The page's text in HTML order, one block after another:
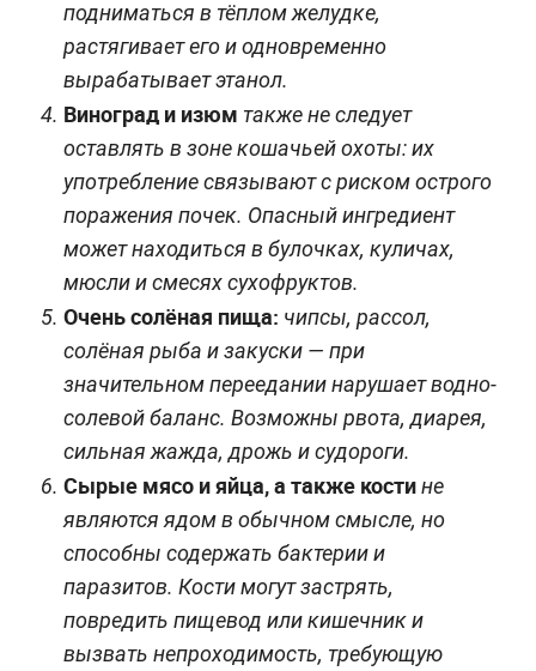
подниматься в тёплом желудке,
растягивает его и одновременно
вырабатывает этанол.
Виноград и изюм также не следует
оставлять в зоне кошачьей охоты: их
употребление связывают с риском острого
поражения почек. Опасный ингредиент
может находиться в булочках, куличах,
мюсли и смесях сухофруктов.
Очень солёная пища: чипсы, рассол,
солёная рыба и закуски — при
значительном переедании нарушает водно-
солевой баланс. Возможны рвота, диарея,
сильная жажда, дрожь и судороги.
Сырые мясо и яйца, а также костине
являются ядом в обычном смысле, но
способны содержать бактерии и
паразитов. Кости могут застрять,
повредить пищевод или кишечник и
вызвать непроходимость, требующую